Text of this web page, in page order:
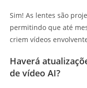
Sim! As lentes são
permitindo que até
criem vídeos
Haverá
de vídeo AI?